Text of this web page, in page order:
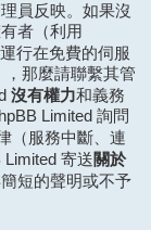
員反映。如果沒
者（利用
行在免費的伺服
那麼請聯繫其管
沒有權力和義務
Limited 詢問
（服務中斷、連
寄送關於
短的聲明或不予